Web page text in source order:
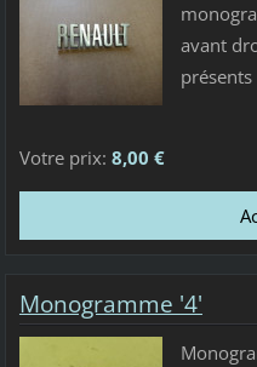
avant
présents
Votre prix: 8,00 €
Monogramme '4'